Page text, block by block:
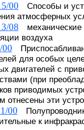
00 Способы и
атмосферных
08 механические
воздуха
00
для особых
двигателей с
(при
приводимых
отнесены эти
00
к